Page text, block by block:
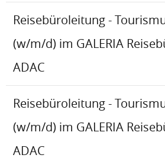
Reisebüroleitung -
(w/m/d) im GALERIA
ADAC
Reisebüroleitung -
(w/m/d) im GALERIA
ADAC